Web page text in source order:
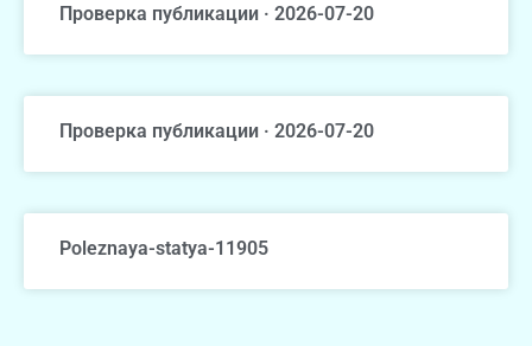
Проверка публикации · 2026-07-20
Проверка публикации · 2026-07-20
Poleznaya-statya-11905